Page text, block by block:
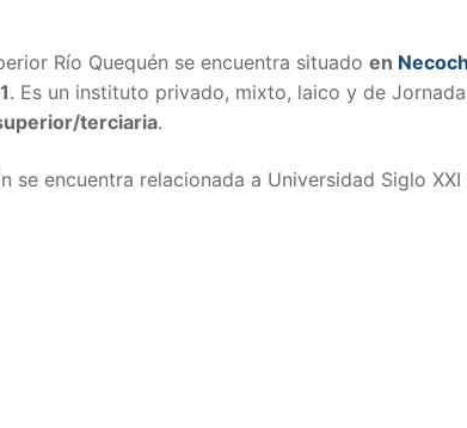
Río Quequén se encuentra situado en
. Es un instituto privado, mixto, laico y de
terciaria.
se encuentra relacionada a Universidad Siglo